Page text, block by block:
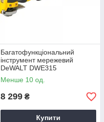
Багатофункціональний
інструмент мережевий
DeWALT DWE315
Менше 10 од.
8 299 ₴
Купити